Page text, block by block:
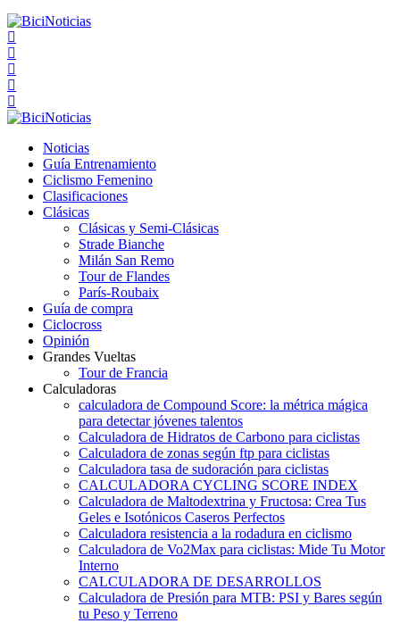
Noticias
Guía Entrenamiento
Ciclismo Femenino
Clasificaciones
Clásicas
Clásicas y Semi-Clásicas
Strade Bianche
Milán San Remo
Tour de Flandes
París-Roubaix
Guía de compra
Ciclocross
Opinión
Grandes Vueltas
Tour de Francia
Calculadoras
calculadora de Compound Score: la métrica mágica
para detectar jóvenes talentos
Calculadora de Hidratos de Carbono para ciclistas
Calculadora de zonas según ftp para ciclistas
Calculadora tasa de sudoración para ciclistas
CALCULADORA CYCLING SCORE INDEX
Calculadora de Maltodextrina y Fructosa: Crea Tus
Geles e Isotónicos Caseros Perfectos
Calculadora resistencia a la rodadura en ciclismo
Calculadora de Vo2Max para ciclistas: Mide Tu Motor
Interno
CALCULADORA DE DESARROLLOS
Calculadora de Presión para MTB: PSI y Bares según
tu Peso y Terreno